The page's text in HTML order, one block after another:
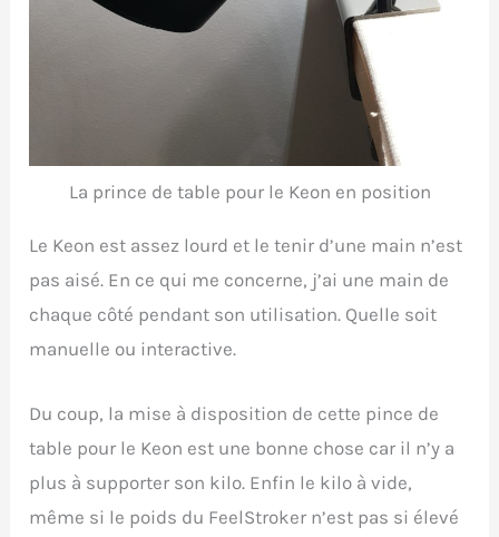
La prince de table pour le Keon en position
Le Keon est assez lourd et le tenir d’une main n’est
pas aisé. En ce qui me concerne, j’ai une main de
chaque côté pendant son utilisation. Quelle soit
manuelle ou interactive.
Du coup, la mise à disposition de cette pince de
table pour le Keon est une bonne chose car il n’y a
plus à supporter son kilo. Enfin le kilo à vide,
même si le poids du FeelStroker n’est pas si élevé